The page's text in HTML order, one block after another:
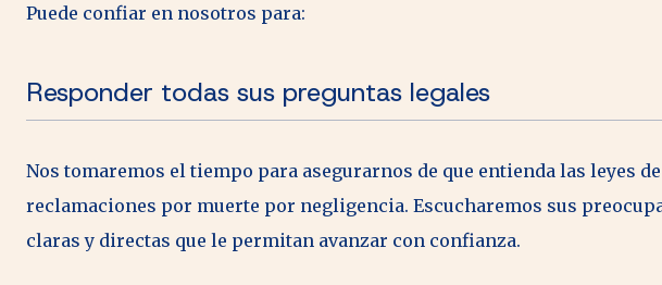
Puede confiar en nosotros para:
Responder todas sus preguntas legales
Nos tomaremos el tiempo para asegurarnos de que entienda las leyes
reclamaciones por muerte por negligencia. Escucharemos sus
claras y directas que le permitan avanzar con confianza.